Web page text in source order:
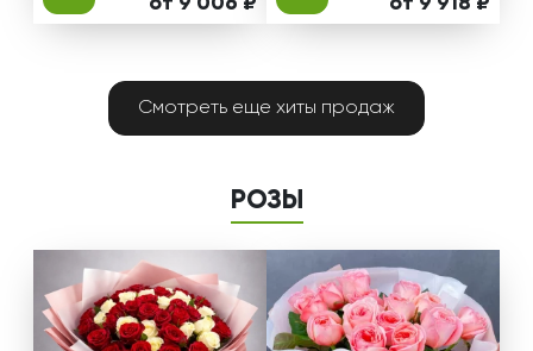
Смотреть еще хиты продаж
РОЗЫ